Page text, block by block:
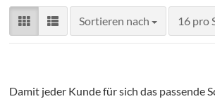
Sortieren nach
Sortieren nach 16 pro
pro
Damit jeder Kunde für sich das passende